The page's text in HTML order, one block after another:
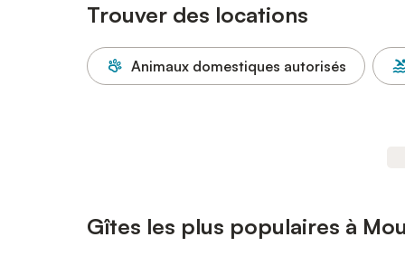
Trouver des locations
Animaux domestiques autorisés
Gîtes les plus populaires à